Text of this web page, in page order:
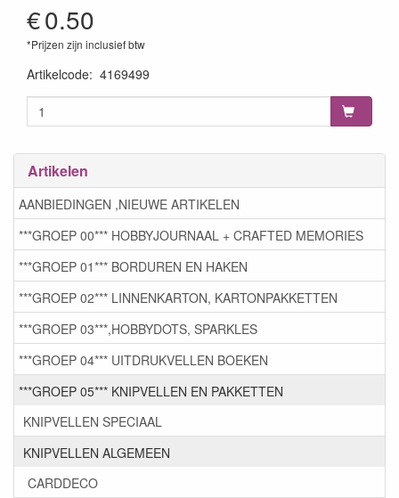
€0.50
*Prijzen zijn inclusief btw
Artikelcode: 4169499
Artikelen
AANBIEDINGEN ,NIEUWE ARTIKELEN
***GROEP 00*** HOBBYJOURNAAL + CRAFTED MEMORIES
***GROEP 01*** BORDUREN EN HAKEN
***GROEP 02*** LINNENKARTON, KARTONPAKKETTEN
***GROEP 03***,HOBBYDOTS, SPARKLES
***GROEP 04*** UITDRUKVELLEN BOEKEN
***GROEP 05*** KNIPVELLEN EN PAKKETTEN
KNIPVELLEN SPECIAAL
KNIPVELLEN ALGEMEEN
CARDDECO